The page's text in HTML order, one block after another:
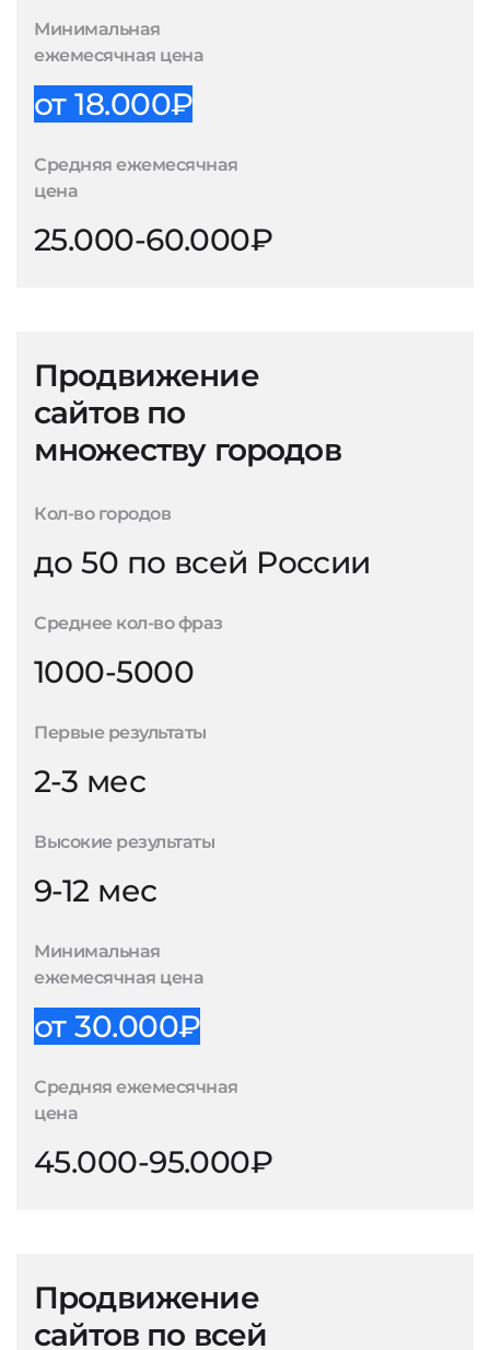
Минимальная
ежемесячная цена
от 18.000₽
Средняя ежемесячная
цена
25.000-60.000₽
Продвижение
сайтов по
множеству городов
Кол-во городов
до 50 по всей России
Среднее кол-во фраз
1000-5000
Первые результаты
2-3 мес
Высокие результаты
9-12 мес
Минимальная
ежемесячная цена
от 30.000₽
Средняя ежемесячная
цена
45.000-95.000₽
Продвижение
сайтов по всей